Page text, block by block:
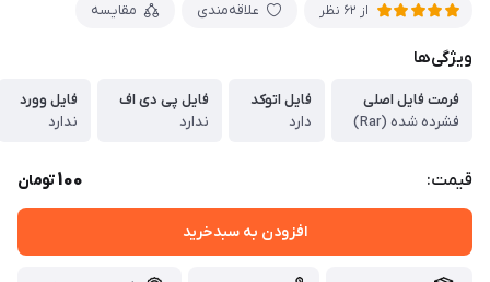
از 62 نظر علاقه‌مندی مقایسه
ویژگی‌ها
فرمت فایل اصلی
فشرده شده (Rar)
فایل اتوکد
دارد
فایل پی دی اف
ندارد
فایل وورد
ندارد
قیمت: 100تومان
افزودن به سبدخرید